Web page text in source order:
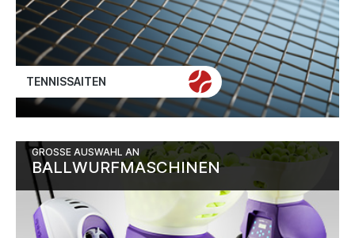
TENNISSAITEN
GROSSE AUSWAHL AN
BALLWURFMASCHINEN